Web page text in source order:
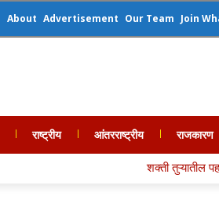
About Advertisement Our Team Join
राष्ट्रीय आंतरराष्ट्रीय राजकारण
शक्ती तुऱ्यातील पहाडी आवाज